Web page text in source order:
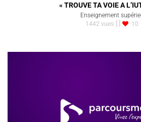
« TROUVE TA VOIE A
Enseignement
1442 vues
10